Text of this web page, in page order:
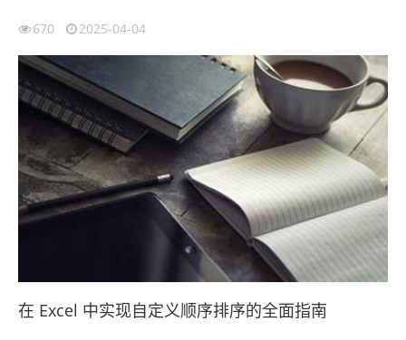
670 2025-04-04
在 Excel 中实现自定义顺序排序的全面指南